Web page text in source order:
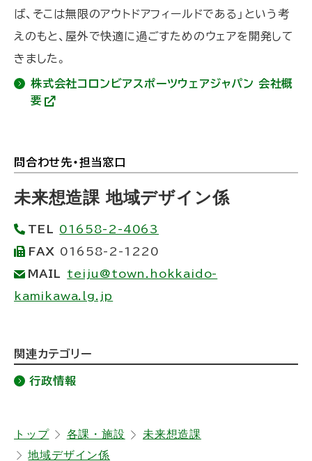
ば、そこは無限のアウトドアフィールドである」という考
えのもと、屋外で快適に過ごすためのウェアを開発して
きました。
株式会社コロンビアスポーツウェアジャパン 会社概
要
イ
ト
ト
ッ
プ
に
戻
る
問合わせ先・担当窓口
未来想造課 地域デザイン係
TEL
01658-2-4063
FAX 01658-2-1220
MAIL
teiju@town.hokkaido-
kamikawa.lg.jp
ッ
プ
戻
る
関連カテゴリー
行政情報
トップ 各課・施設
未来想造課
地域デザイン係